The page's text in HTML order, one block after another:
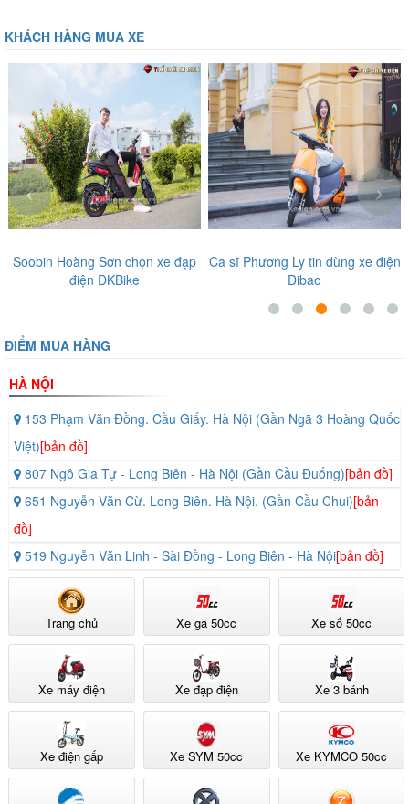
Chiều cao yên xe là 710mm. Mức này phù hợp với vóc dáng đa số
khi dừng xe. Điều này quan trọng trong các tình huống giao thông
Tailg Venus R53 có trọng lượng 97kg. Mức này mang lại độ đầm cần
thiết khi xe vận hành, đồng thời vẫn đủ nhẹ để dễ dàng dắt hoặc
xoay sở. Xe có khả năng tải trọng từ 180kg đến 200kg. Điều này
khẳng định sự vững chắc của khung sườn và khả năng chuyên chở
linh hoạt, cho phép xe chở hai người và hành lý mà vẫn đảm bảo
KHÁCH HÀNG MUA XE
Soobin Hoàng Sơn chọn xe đạp
điện DKBike
Ca sĩ Phương Ly tin dùng xe điện
Dibao
‹ ›
ĐIỂM MUA HÀNG
HÀ NỘI
153 Phạm Văn Đồng. Cầu Giấy. Hà Nội (Gần Ngã 3 Hoàng Quốc
Việt)[bản đồ]
807 Ngô Gia Tự - Long Biên - Hà Nội (Gần Cầu Đuống)[bản đồ]
651 Nguyễn Văn Cừ. Long Biên. Hà Nội. (Gần Cầu Chui)[bản
đồ]
519 Nguyễn Văn Linh - Sài Đồng - Long Biên - Hà Nội[bản đồ]
Trang chủ Xe ga 50cc Xe số 50cc
Xe máy điện Xe đạp điện Xe 3 bánh
Xe điện gấp Xe SYM 50cc Xe KYMCO 50cc